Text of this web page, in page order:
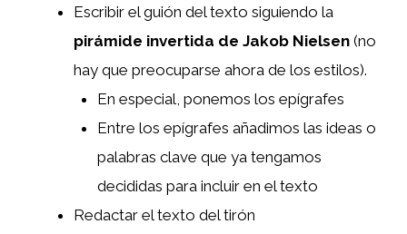
Escribir el guión del texto siguiendo la
pirámide invertida de Jakob Nielsen (no
hay que preocuparse ahora de los estilos).
En especial, ponemos los epígrafes
Entre los epígrafes añadimos las ideas o
palabras clave que ya tengamos
decididas para incluir en el texto
Redactar el texto del tirón